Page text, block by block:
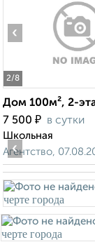
2/8
‹
Дом 100м², 2-
7 500 ₽ в сутки
Школьная
Агентство,
‹